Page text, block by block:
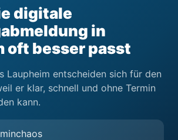
digitale
in
oft besser passt
Laupheim entscheiden sich für den
er klar, schnell und ohne Termin
kann.